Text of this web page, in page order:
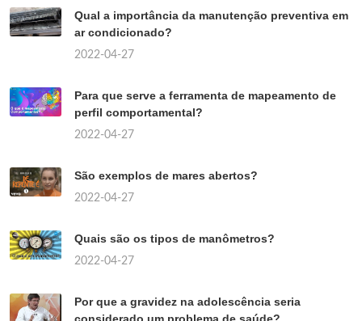
Qual a importância da manutenção preventiva em
ar condicionado?
2022-04-27
Para que serve a ferramenta de mapeamento de
perfil comportamental?
2022-04-27
São exemplos de mares abertos?
2022-04-27
Quais são os tipos de manômetros?
2022-04-27
Por que a gravidez na adolescência seria